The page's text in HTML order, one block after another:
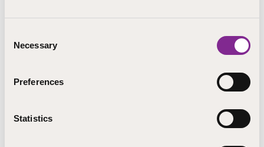
Selection
Necessary
Preferences
Statistics